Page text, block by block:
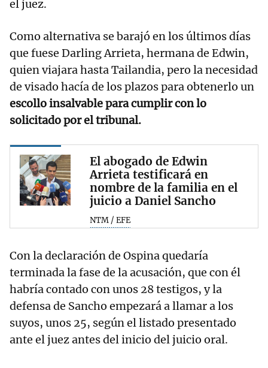
el juez.
Como alternativa se barajó en los últimos días
que fuese Darling Arrieta, hermana de Edwin,
quien viajara hasta Tailandia, pero la necesidad
de visado hacía de los plazos para obtenerlo un
escollo insalvable para cumplir con lo
solicitado por el tribunal.
El abogado de Edwin
Arrieta testificará en
nombre de la familia en el
juicio a Daniel Sancho
NTM / EFE
Con la declaración de Ospina quedaría
terminada la fase de la acusación, que con él
habría contado con unos 28 testigos, y la
defensa de Sancho empezará a llamar a los
suyos, unos 25, según el listado presentado
ante el juez antes del inicio del juicio oral.